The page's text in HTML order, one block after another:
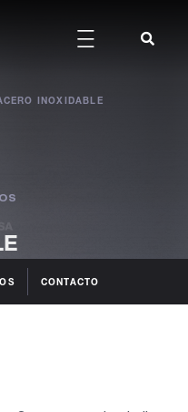
INOXIDABLE
CONTACTO